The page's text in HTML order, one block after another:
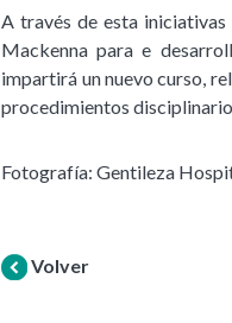
A través de esta
Mackenna para e
impartirá un nuevo curso,
procedimientos
Fotografía: Gentileza
Volver